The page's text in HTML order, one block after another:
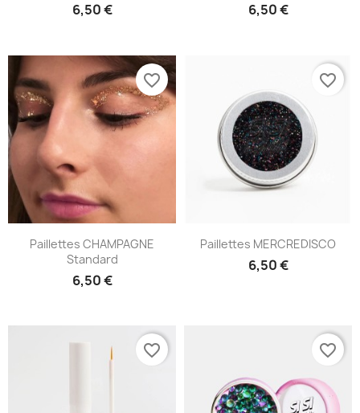
6,50 € 6,50 €
Paillettes CHAMPAGNE
Standard
6,50 €
favorite_border
Paillettes MERCREDISCO
6,50 €
favorite_border
favorite_border favorite_border